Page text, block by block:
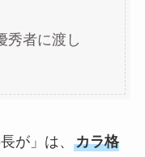
秀者に渡し
が」は、 カラ格